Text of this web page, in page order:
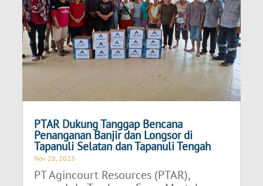
PTAR Dukung Tanggap Bencana
Penanganan Banjir dan Longsor di
Tapanuli Selatan dan Tapanuli Tengah
Nov 28, 2025
PT Agincourt Resources (PTAR),